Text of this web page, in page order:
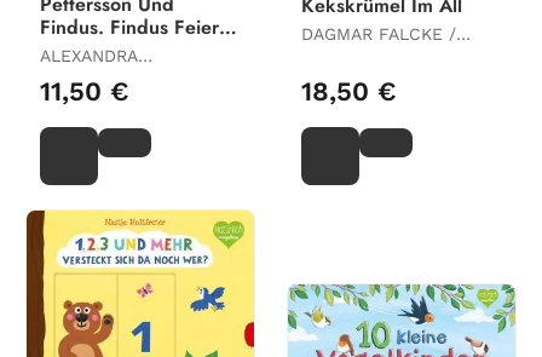
Findus. Findus Feiert
Weihnachten
ALEXANDRA
11,50 €
DAGMAR FALCKE /
18,50 €